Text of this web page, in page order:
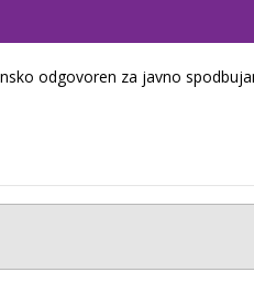
odgovoren za javno